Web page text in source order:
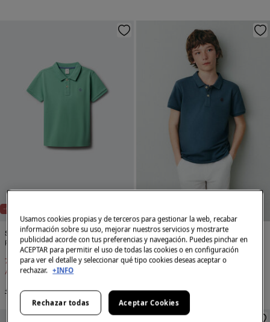
-60%
Springfield Kids
Polo básico niño
7,99 € 19,99 €
Ahorras12,00 €
+3 Colores
Springfield Kids
Polo básico niño
5,99 € 19,99 €
+3 Colores
Usamos cookies propias y de terceros para gestionar la web, recabar
información sobre su uso, mejorar nuestros servicios y mostrarte
publicidad acorde con tus preferencias y navegación. Puedes pinchar en
ACEPTAR para permitir el uso de todas las cookies o en configuración
para ver el detalle y seleccionar qué tipo cookies deseas aceptar o
rechazar. +INFO
Rechazar todas Aceptar Cookies